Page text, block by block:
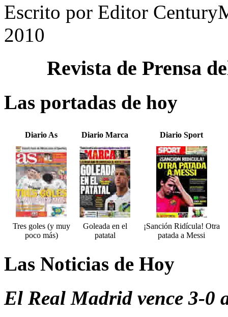
Escrito por Editor
2010
Revista de Prensa
Las portadas de hoy
Diario As Diario Marca Diario Sport
Tres goles (y muy
poco más)
Goleada en el
patatal
¡Sanción Ridícula! Otra
patada a Messi
Las Noticias de Hoy
El Real Madrid vence 3-0